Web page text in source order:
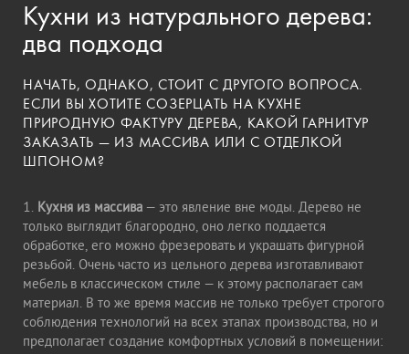
Кухни из натурального дерева:
два подхода
НАЧАТЬ, ОДНАКО, СТОИТ С ДРУГОГО ВОПРОСА.
ЕСЛИ ВЫ ХОТИТЕ СОЗЕРЦАТЬ НА КУХНЕ
ПРИРОДНУЮ ФАКТУРУ ДЕРЕВА, КАКОЙ ГАРНИТУР
ЗАКАЗАТЬ — ИЗ МАССИВА ИЛИ С ОТДЕЛКОЙ
ШПОНОМ?
1. Кухня из массива — это явление вне моды. Дерево не
только выглядит благородно, оно легко поддается
обработке, его можно фрезеровать и украшать фигурной
резьбой. Очень часто из цельного дерева изготавливают
мебель в классическом стиле — к этому располагает сам
материал. В то же время массив не только требует строгого
соблюдения технологий на всех этапах производства, но и
предполагает создание комфортных условий в помещении: